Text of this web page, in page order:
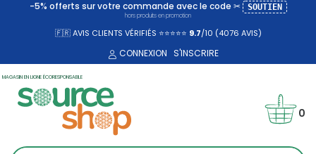
-5% offerts sur votre commande avec le code ✂ SOUTIEN
hors produits en promotion
🇫🇷 AVIS CLIENTS VÉRIFIÉS ⭐⭐⭐⭐⭐ 9.7/10 (4076 AVIS)
CONNEXION S'INSCRIRE
MAGASIN EN LIGNE ÉCORESPONSABLE
0